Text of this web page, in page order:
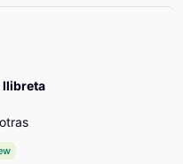
llibreta